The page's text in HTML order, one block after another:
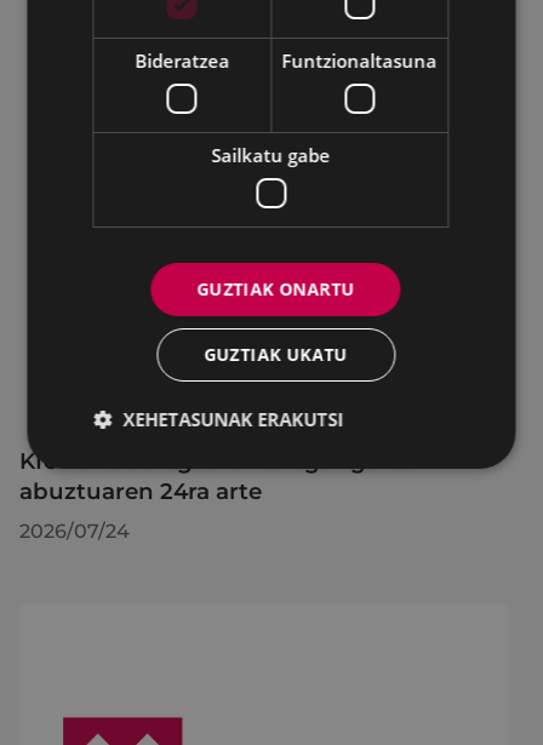
KIUBeko bulegoa itxita egongo da
abuztuaren 24ra arte
2026/07/24
Bideratzea Funtzionaltasuna
Sailkatu gabe
GUZTIAK ONARTU
GUZTIAK UKATU
XEHETASUNAK ERAKUTSI